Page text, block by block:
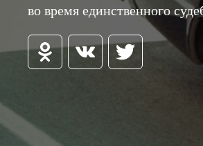
во время единственного